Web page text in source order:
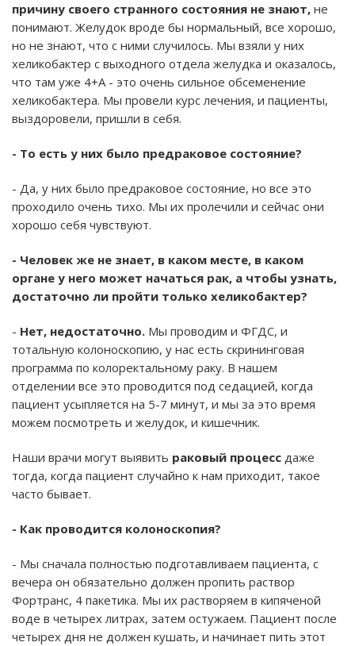
причину своего странного состояния не знают, не
понимают. Желудок вроде бы нормальный, все хорошо,
но не знают, что с ними случилось. Мы взяли у них
хеликобактер с выходного отдела желудка и оказалось,
что там уже 4+А - это очень сильное обсеменение
хеликобактера. Мы провели курс лечения, и пациенты,
выздоровели, пришли в себя.
- То есть у них было предраковое состояние?
- Да, у них было предраковое состояние, но все это
проходило очень тихо. Мы их пролечили и сейчас они
хорошо себя чувствуют.
- Человек же не знает, в каком месте, в каком
органе у него может начаться рак, а чтобы узнать,
достаточно ли пройти только хеликобактер?
- Нет, недостаточно. Мы проводим и ФГДС, и
тотальную колоноскопию, у нас есть скрининговая
программа по колоректальному раку. В нашем
отделении все это проводится под седацией, когда
пациент усыпляется на 5-7 минут, и мы за это время
можем посмотреть и желудок, и кишечник.
Наши врачи могут выявить раковый процесс даже
тогда, когда пациент случайно к нам приходит, такое
часто бывает.
- Как проводится колоноскопия?
- Мы сначала полностью подготавливаем пациента, с
вечера он обязательно должен пропить раствор
Фортранс, 4 пакетика. Мы их растворяем в кипяченой
воде в четырех литрах, затем остужаем. Пациент после
четырех дня не должен кушать, и начинает пить этот